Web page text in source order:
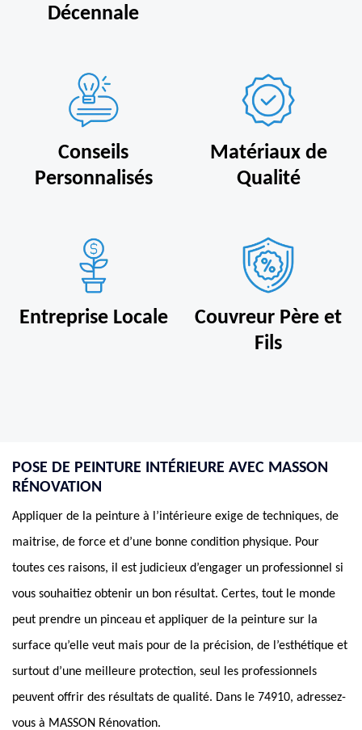
Décennale
Conseils
Personnalisés
Matériaux de
Qualité
Entreprise Locale
Couvreur Père et
Fils
POSE DE PEINTURE INTÉRIEURE AVEC MASSON
RÉNOVATION
Appliquer de la peinture à l’intérieure exige de techniques, de
maitrise, de force et d’une bonne condition physique. Pour
toutes ces raisons, il est judicieux d’engager un professionnel si
vous souhaitiez obtenir un bon résultat. Certes, tout le monde
peut prendre un pinceau et appliquer de la peinture sur la
surface qu’elle veut mais pour de la précision, de l’esthétique et
surtout d’une meilleure protection, seul les professionnels
peuvent offrir des résultats de qualité. Dans le 74910, adressez-
vous à MASSON Rénovation.